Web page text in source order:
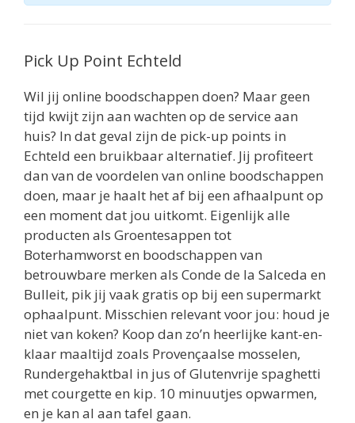
Pick Up Point Echteld
Wil jij online boodschappen doen? Maar geen
tijd kwijt zijn aan wachten op de service aan
huis? In dat geval zijn de pick-up points in
Echteld een bruikbaar alternatief. Jij profiteert
dan van de voordelen van online boodschappen
doen, maar je haalt het af bij een afhaalpunt op
een moment dat jou uitkomt. Eigenlijk alle
producten als Groentesappen tot
Boterhamworst en boodschappen van
betrouwbare merken als Conde de la Salceda en
Bulleit, pik jij vaak gratis op bij een supermarkt
ophaalpunt. Misschien relevant voor jou: houd je
niet van koken? Koop dan zo’n heerlijke kant-en-
klaar maaltijd zoals Provençaalse mosselen,
Rundergehaktbal in jus of Glutenvrije spaghetti
met courgette en kip. 10 minuutjes opwarmen,
en je kan al aan tafel gaan.